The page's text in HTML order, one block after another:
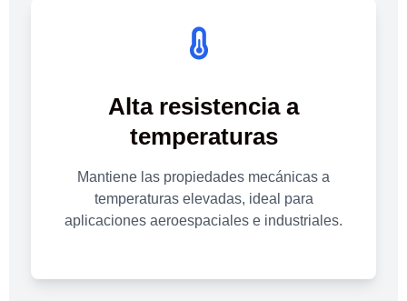
Alta resistencia a
temperaturas
Mantiene las propiedades mecánicas a
temperaturas elevadas, ideal para
aplicaciones aeroespaciales e industriales.